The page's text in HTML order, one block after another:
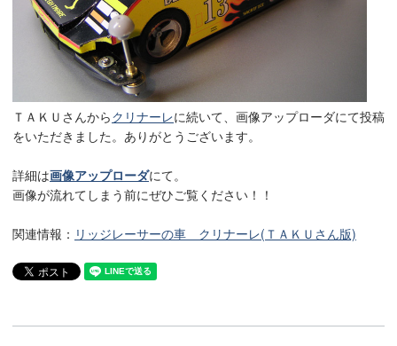
ＴＡＫＵさんからクリナーレに続いて、画像アップローダにて投稿
をいただきました。ありがとうございます。
詳細は画像アップローダにて。
画像が流れてしまう前にぜひご覧ください！！
関連情報： リッジレーサーの車 クリナーレ(ＴＡＫＵさん版)